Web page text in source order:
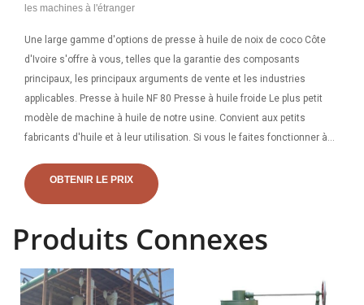
les machines à l'étranger
Une large gamme d'options de presse à huile de noix de coco Côte
d'Ivoire s'offre à vous, telles que la garantie des composants
principaux, les principaux arguments de vente et les industries
applicables. Presse à huile NF 80 Presse à huile froide Le plus petit
modèle de machine à huile de notre usine. Convient aux petits
fabricants d'huile et à leur utilisation. Si vous le faites fonctionner à
heure. Veuillez voir ci-dessous
OBTENIR LE PRIX
Produits Connexes